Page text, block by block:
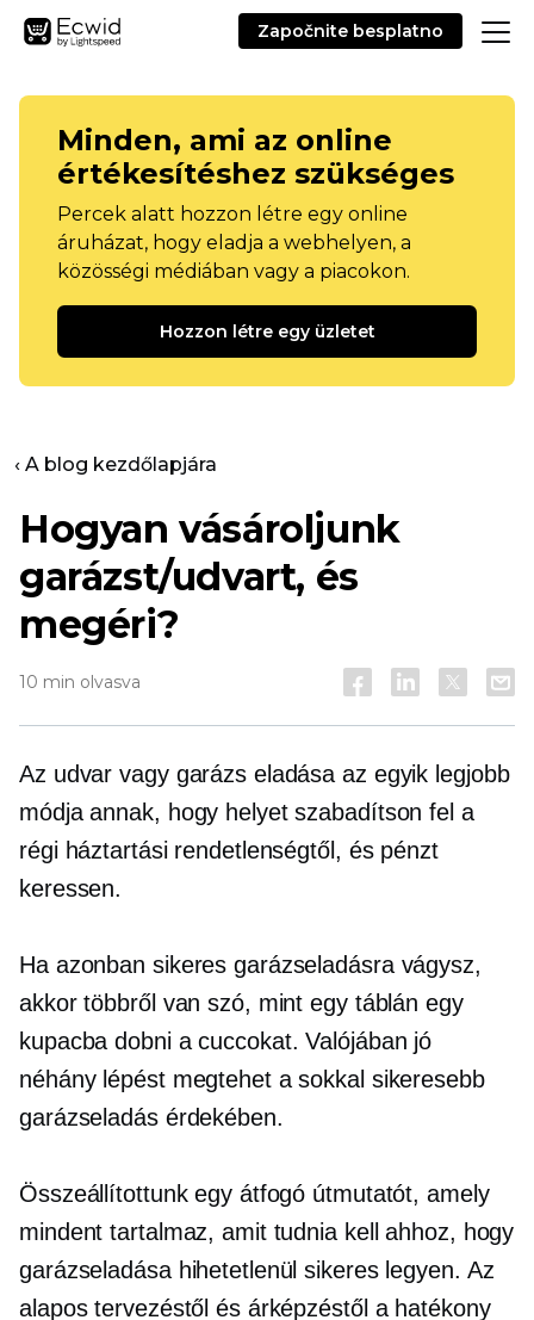
Započnite besplatno
Minden, ami az online
értékesítéshez szükséges
Percek alatt hozzon létre egy online
áruházat, hogy eladja a webhelyen, a
közösségi médiában vagy a piacokon.
Hozzon létre egy üzletet
‹ A blog kezdőlapjára
Hogyan vásároljunk
garázst/udvart, és
megéri?
10 min olvasva
Az udvar vagy garázs eladása az egyik legjobb
módja annak, hogy helyet szabadítson fel a
régi háztartási rendetlenségtől, és pénzt
keressen.
Ha azonban sikeres garázseladásra vágysz,
akkor többről van szó, mint egy táblán egy
kupacba dobni a cuccokat. Valójában jó
néhány lépést megtehet a sokkal sikeresebb
garázseladás érdekében.
Összeállítottunk egy átfogó útmutatót, amely
mindent tartalmaz, amit tudnia kell ahhoz, hogy
garázseladása hihetetlenül sikeres legyen. Az
alapos tervezéstől és árképzéstől a hatékony